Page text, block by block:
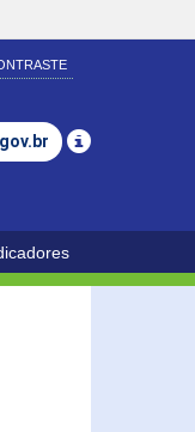
gov.br